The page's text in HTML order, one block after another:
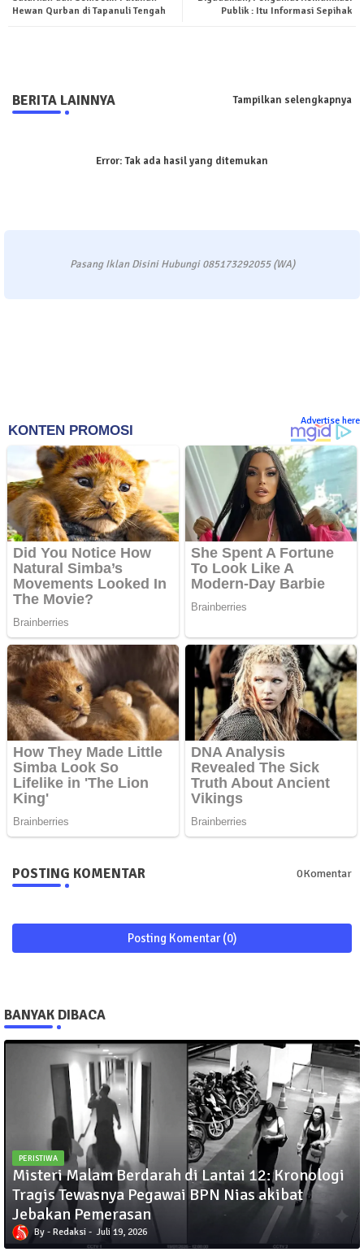
Publik : Itu Informasi Sepihak
Hewan Qurban di Tapanuli Tengah
BERITA LAINNYA Tampilkan selengkapnya
Error:Tak ada hasil yang ditemukan
Pasang Iklan Disini Hubungi 085173292055 (WA)
Advertise here
POSTING KOMENTAR 0Komentar
Posting Komentar (0)
BANYAK DIBACA
PERISTIWA
Misteri Malam Berdarah di Lantai 12: Kronologi
Tragis Tewasnya Pegawai BPN Nias akibat
Jebakan Pemerasan
Redaksi Juli 19, 2026